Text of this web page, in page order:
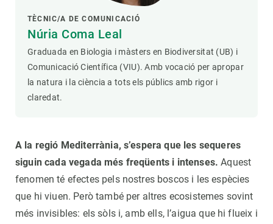
TÈCNIC/A DE COMUNICACIÓ
Núria Coma Leal
Graduada en Biologia i màsters en Biodiversitat (UB) i
Comunicació Científica (VIU). Amb vocació per apropar
la natura i la ciència a tots els públics amb rigor i
claredat.
A la regió Mediterrània, s’espera que les sequeres
siguin cada vegada més freqüents i intenses. Aquest
fenomen té efectes pels nostres boscos i les espècies
que hi viuen. Però també per altres ecosistemes sovint
més invisibles: els sòls i, amb ells, l’aigua que hi flueix i